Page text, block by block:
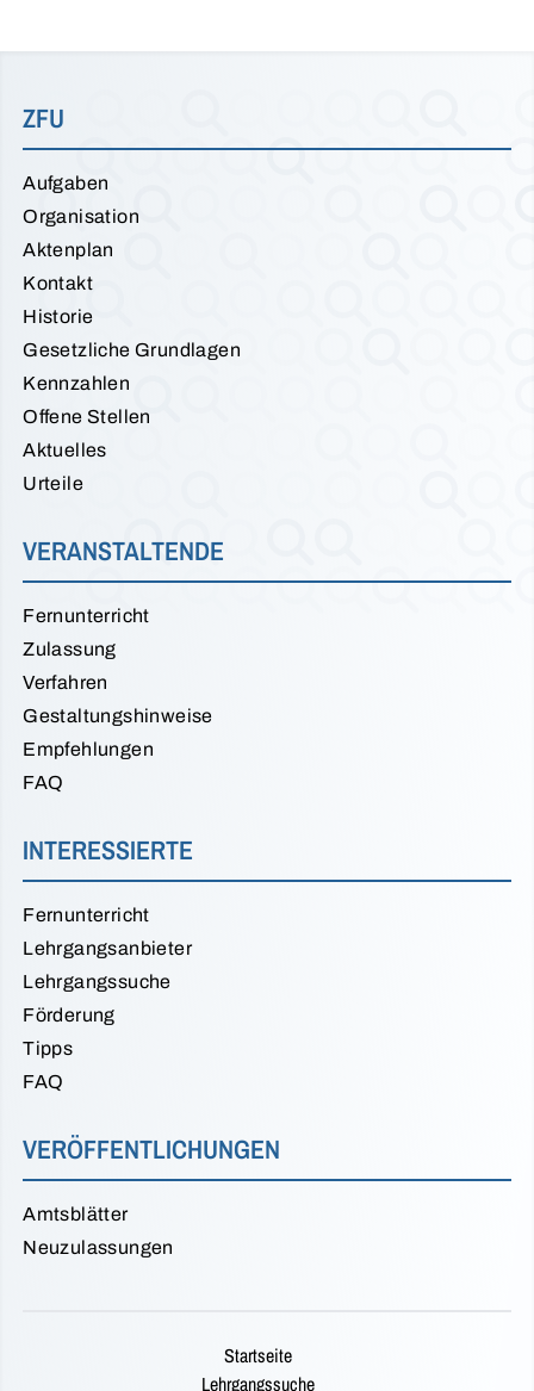
ZFU
Aufgaben
Organisation
Aktenplan
Kontakt
Historie
Gesetzliche Grundlagen
Kennzahlen
Offene Stellen
Aktuelles
Urteile
VERANSTALTENDE
Fernunterricht
Zulassung
Verfahren
Gestaltungshinweise
Empfehlungen
FAQ
INTERESSIERTE
Fernunterricht
Lehrgangsanbieter
Lehrgangssuche
Förderung
Tipps
FAQ
VERÖFFENTLICHUNGEN
Amtsblätter
Neuzulassungen
Startseite
Lehrgangssuche